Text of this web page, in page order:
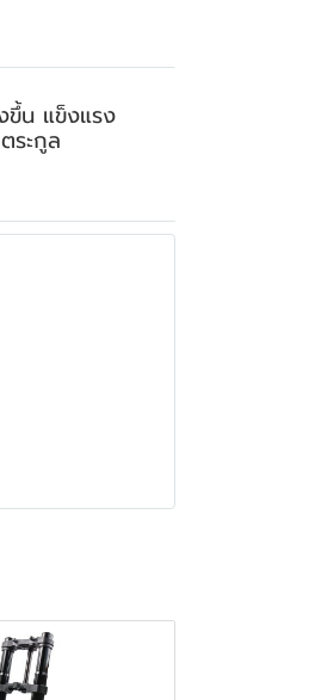
ขึ้น แข็งแรง
ระกูล